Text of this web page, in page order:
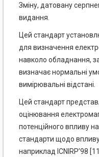
Зміну, датовану
видання.
Цей стандарт
для визначення
навколо обладнання,
визначає нормальні
вимірювальні відстані.
Цей стандарт
оцінювання
потенційного впливу
стандарти щодо
наприклад ICNIRP’98